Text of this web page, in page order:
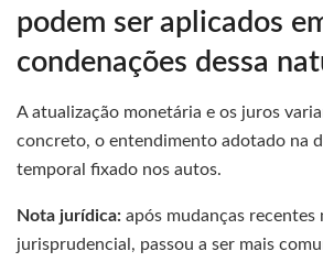
podem ser aplicados
condenações dessa
A atualização monetária e os juros
concreto, o entendimento adotado na
temporal fixado nos autos.
Nota jurídica: após mudanças recentes
jurisprudencial, passou a ser mais